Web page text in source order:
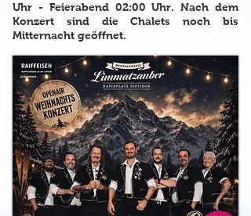
Uhr - Feierabend 02:00 Uhr. Nach dem
Konzert sind die Chalets noch bis
Mitternacht geöffnet.